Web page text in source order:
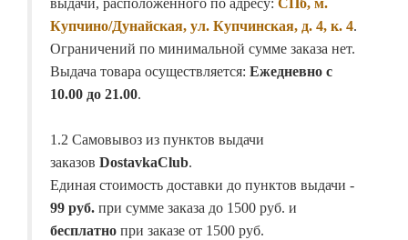
выдачи, расположенного по адресу: СПб, м.
Купчино/Дунайская, ул. Купчинская, д. 4, к. 4.
Ограничений по минимальной сумме заказа нет.
Выдача товара осуществляется: Ежедневно с
10.00 до 21.00.
1.2 Самовывоз из пунктов выдачи
заказов DostavkaClub.
Единая стоимость доставки до пунктов выдачи -
99 руб. при сумме заказа до 1500 руб. и
бесплатно при заказе от 1500 руб.